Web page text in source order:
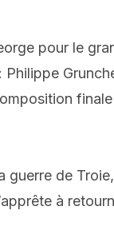
pour le
guerre de
à